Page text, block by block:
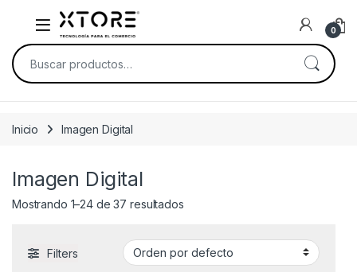
Skip to navigation
Skip to content
0
Buscar por:
Inicio Imagen Digital
Imagen Digital
Mostrando 1–24 de 37 resultados
Filters